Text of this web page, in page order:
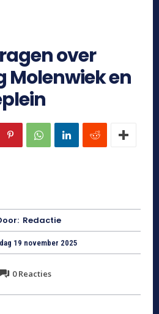
over
Molenwiek en
Redactie
19 november 2025
0Reacties